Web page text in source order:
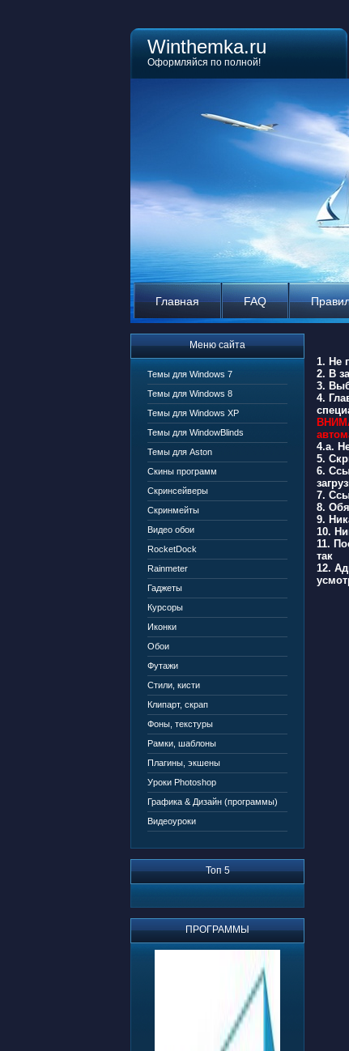
Winthemka.ru
Оформляйся по полной!
Главная FAQ
Меню сайта
Темы для Windows 7
Темы для Windows 8
Темы для Windows XP
Темы для WindowBlinds
Темы для Aston
Скины программ
Скринсейверы
Скринмейты
Видео обои
RocketDock
Rainmeter
Гаджеты
Курсоры
Иконки
Обои
Футажи
Стили, кисти
Клипарт, скрап
Фоны, текстуры
Рамки, шаблоны
Плагины, экшены
Уроки Photoshop
Графика & Дизайн (программы)
Видеоуроки
Топ 5
ПРОГРАММЫ
1. Не
2. В
3.
4.
4.a.
5.
6.
7.
8.
9.
10.
11.
так
12.